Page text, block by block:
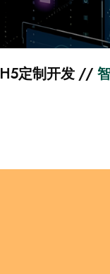
H5定制开发 //